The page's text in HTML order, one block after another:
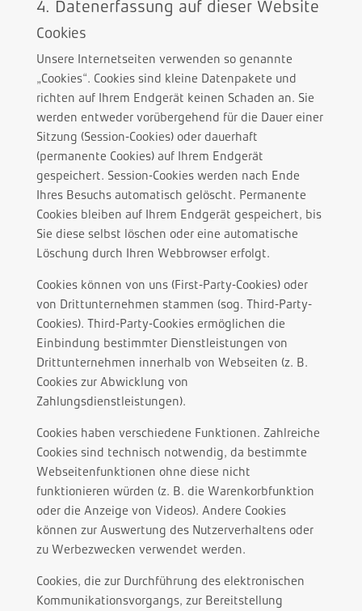
4. Datenerfassung auf dieser Website
Cookies
Unsere Internetseiten verwenden so genannte
„Cookies“. Cookies sind kleine Datenpakete und
richten auf Ihrem Endgerät keinen Schaden an. Sie
werden entweder vorübergehend für die Dauer einer
Sitzung (Session-Cookies) oder dauerhaft
(permanente Cookies) auf Ihrem Endgerät
gespeichert. Session-Cookies werden nach Ende
Ihres Besuchs automatisch gelöscht. Permanente
Cookies bleiben auf Ihrem Endgerät gespeichert, bis
Sie diese selbst löschen oder eine automatische
Löschung durch Ihren Webbrowser erfolgt.
Cookies können von uns (First-Party-Cookies) oder
von Drittunternehmen stammen (sog. Third-Party-
Cookies). Third-Party-Cookies ermöglichen die
Einbindung bestimmter Dienstleistungen von
Drittunternehmen innerhalb von Webseiten (z. B.
Cookies zur Abwicklung von
Zahlungsdienstleistungen).
Cookies haben verschiedene Funktionen. Zahlreiche
Cookies sind technisch notwendig, da bestimmte
Webseitenfunktionen ohne diese nicht
funktionieren würden (z. B. die Warenkorbfunktion
oder die Anzeige von Videos). Andere Cookies
können zur Auswertung des Nutzerverhaltens oder
zu Werbezwecken verwendet werden.
Cookies, die zur Durchführung des elektronischen
Kommunikationsvorgangs, zur Bereitstellung